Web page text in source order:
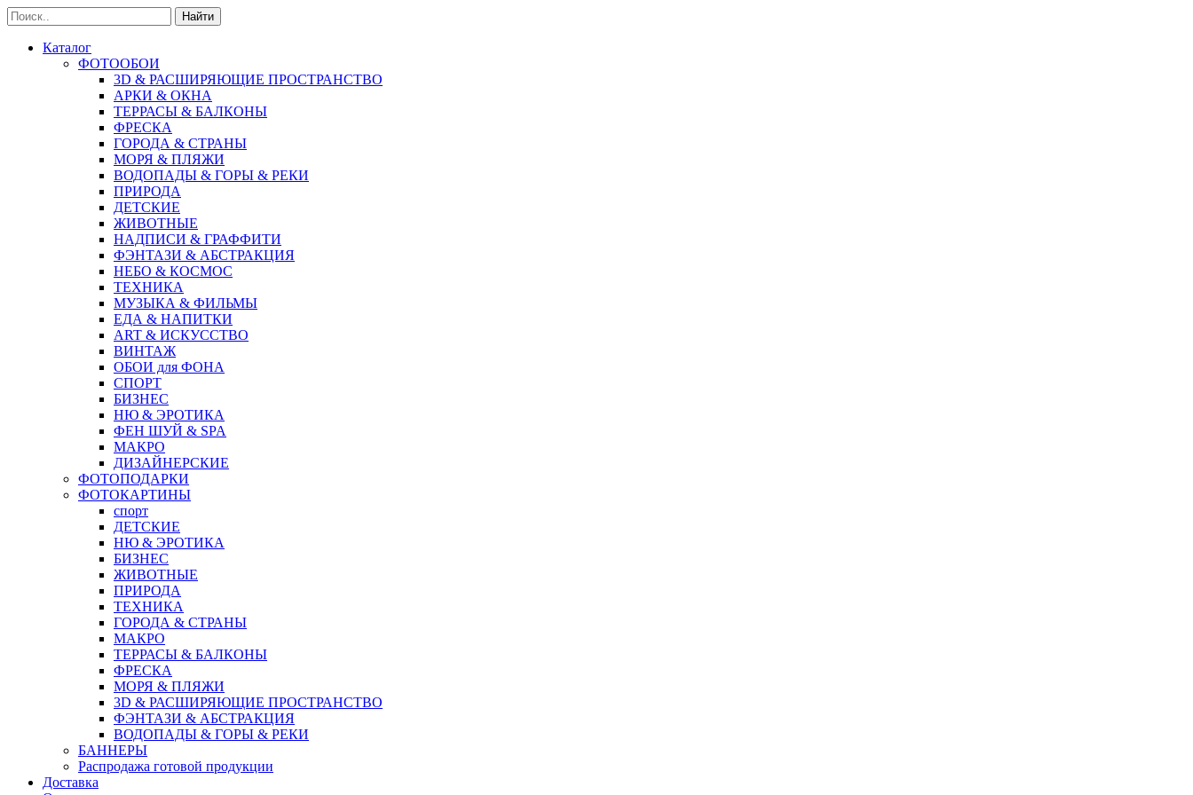
Найти
Каталог
ФОТООБОИ
3D & РАСШИРЯЮЩИЕ ПРОСТРАНСТВО
АРКИ & ОКНА
ТЕРРАСЫ & БАЛКОНЫ
ФРЕСКА
ГОРОДА & СТРАНЫ
МОРЯ & ПЛЯЖИ
ВОДОПАДЫ & ГОРЫ & РЕКИ
ПРИРОДА
ДЕТСКИЕ
ЖИВОТНЫЕ
НАДПИСИ & ГРАФФИТИ
ФЭНТАЗИ & АБСТРАКЦИЯ
НЕБО & КОСМОС
ТЕХНИКА
МУЗЫКА & ФИЛЬМЫ
ЕДА & НАПИТКИ
ART & ИСКУССТВО
ВИНТАЖ
ОБОИ для ФОНА
СПОРТ
БИЗНЕС
НЮ & ЭРОТИКА
ФЕН ШУЙ & SPA
МАКРО
ДИЗАЙНЕРСКИЕ
ФОТОПОДАРКИ
ФОТОКАРТИНЫ
спорт
ДЕТСКИЕ
НЮ & ЭРОТИКА
БИЗНЕС
ЖИВОТНЫЕ
ПРИРОДА
ТЕХНИКА
ГОРОДА & СТРАНЫ
МАКРО
ТЕРРАСЫ & БАЛКОНЫ
ФРЕСКА
МОРЯ & ПЛЯЖИ
3D & РАСШИРЯЮЩИЕ ПРОСТРАНСТВО
ФЭНТАЗИ & АБСТРАКЦИЯ
ВОДОПАДЫ & ГОРЫ & РЕКИ
БАННЕРЫ
Распродажа готовой продукции
Доставка